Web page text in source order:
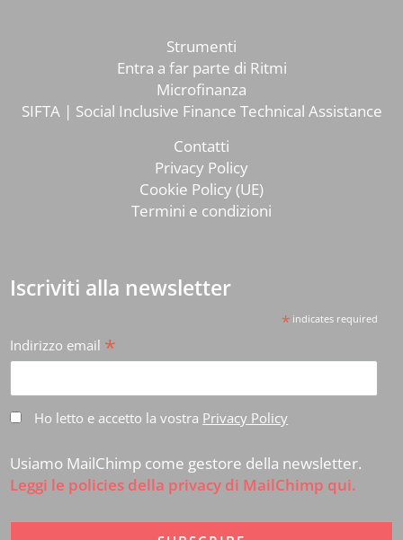
Strumenti
Entra a far parte di Ritmi
Microfinanza
SIFTA | Social Inclusive Finance Technical Assistance
Contatti
Privacy Policy
Cookie Policy (UE)
Termini e condizioni
Iscriviti alla newsletter
*indicates required
Indirizzo email *
Ho letto e accetto la vostra Privacy Policy
Usiamo MailChimp come gestore della newsletter.
Leggi le policies della privacy di MailChimp qui.